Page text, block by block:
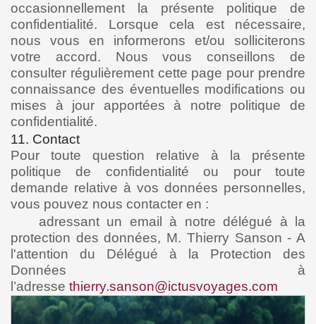
occasionnellement la présente politique de
confidentialité. Lorsque cela est nécessaire,
nous vous en informerons et/ou solliciterons
votre accord. Nous vous conseillons de
consulter régulièrement cette page pour prendre
connaissance des éventuelles modifications ou
mises à jour apportées à notre politique de
confidentialité.
11. Contact
Pour toute question relative à la présente
politique de confidentialité ou pour toute
demande relative à vos données personnelles,
vous pouvez nous contacter en :
adressant un email à notre délégué à la
protection des données, M. Thierry Sanson - A
l'attention du Délégué à la Protection des
Données à
l’adresse thierry.sanson@ictusvoyages.com